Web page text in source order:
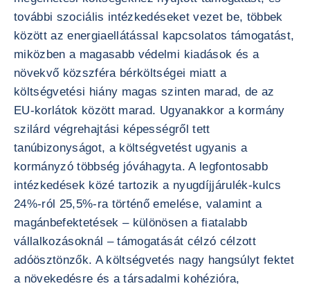
további szociális intézkedéseket vezet be, többek
között az energiaellátással kapcsolatos támogatást,
miközben a magasabb védelmi kiadások és a
növekvő közszféra bérköltségei miatt a
költségvetési hiány magas szinten marad, de az
EU-korlátok között marad. Ugyanakkor a kormány
szilárd végrehajtási képességről tett
tanúbizonyságot, a költségvetést ugyanis a
kormányzó többség jóváhagyta. A legfontosabb
intézkedések közé tartozik a nyugdíjjárulék-kulcs
24%-ról 25,5%-ra történő emelése, valamint a
magánbefektetések – különösen a fiatalabb
vállalkozásoknál – támogatását célzó célzott
adóösztönzők. A költségvetés nagy hangsúlyt fektet
a növekedésre és a társadalmi kohézióra,